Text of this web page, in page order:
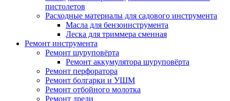
пистолетов
Расходные материалы для садового инструмента
Масла для бензоинструмента
Леска для триммера сменная
Ремонт инструмента
Ремонт шуруповёрта
Ремонт аккумулятора шуруповёрта
Ремонт перфоратора
Ремонт болгарки и УШМ
Ремонт отбойного молотка
Ремонт дрели